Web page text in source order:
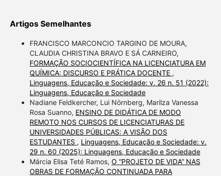
Artigos Semelhantes
FRANCISCO MARCONCIO TARGINO DE MOURA,
CLAUDIA CHRISTINA BRAVO E SÁ CARNEIRO,
FORMAÇÃO SOCIOCIENTÍFICA NA LICENCIATURA EM
QUÍMICA: DISCURSO E PRÁTICA DOCENTE ,
Linguagens, Educação e Sociedade: v. 26 n. 51 (2022):
Linguagens, Educação e Sociedade
Nadiane Feldkercher, Lui Nörnberg, Marilza Vanessa
Rosa Suanno, ENSINO DE DIDÁTICA DE MODO
REMOTO NOS CURSOS DE LICENCIATURAS DE
UNIVERSIDADES PÚBLICAS: A VISÃO DOS
ESTUDANTES , Linguagens, Educação e Sociedade: v.
29 n. 60 (2025): Linguagens, Educação e Sociedade
Márcia Elisa Teté Ramos, O “PROJETO DE VIDA” NAS
OBRAS DE FORMAÇÃO CONTINUADA PARA